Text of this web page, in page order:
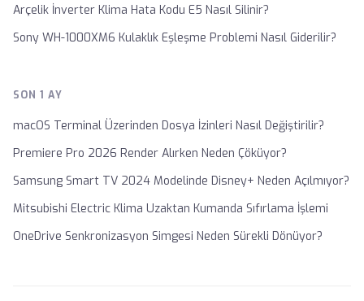
Arçelik İnverter Klima Hata Kodu E5 Nasıl Silinir?
Sony WH-1000XM6 Kulaklık Eşleşme Problemi Nasıl Giderilir?
SON 1 AY
macOS Terminal Üzerinden Dosya İzinleri Nasıl Değiştirilir?
Premiere Pro 2026 Render Alırken Neden Çöküyor?
Samsung Smart TV 2024 Modelinde Disney+ Neden Açılmıyor?
Mitsubishi Electric Klima Uzaktan Kumanda Sıfırlama İşlemi
OneDrive Senkronizasyon Simgesi Neden Sürekli Dönüyor?